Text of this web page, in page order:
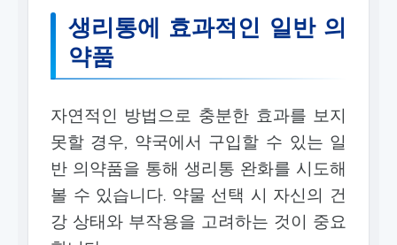
생리통에 효과적인 일반 의
약품
자연적인 방법으로 충분한 효과를 보지
못할 경우, 약국에서 구입할 수 있는 일
반 의약품을 통해 생리통 완화를 시도해
볼 수 있습니다. 약물 선택 시 자신의 건
강 상태와 부작용을 고려하는 것이 중요